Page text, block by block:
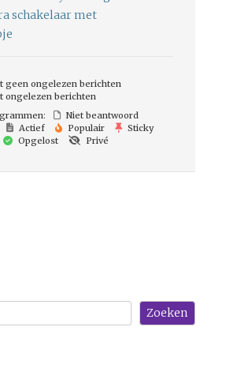
schakelaar met
geen ongelezen berichten
ongelezen berichten
Niet beantwoord
Actief Populair
Sticky
Opgelost
Privé
Zoeken